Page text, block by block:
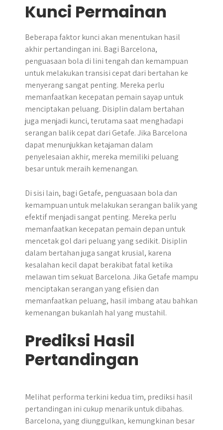
Kunci Permainan
Beberapa faktor kunci akan menentukan hasil
akhir pertandingan ini. Bagi Barcelona,
penguasaan bola di lini tengah dan kemampuan
untuk melakukan transisi cepat dari bertahan ke
menyerang sangat penting. Mereka perlu
memanfaatkan kecepatan pemain sayap untuk
menciptakan peluang. Disiplin dalam bertahan
juga menjadi kunci, terutama saat menghadapi
serangan balik cepat dari Getafe. Jika Barcelona
dapat menunjukkan ketajaman dalam
penyelesaian akhir, mereka memiliki peluang
besar untuk meraih kemenangan.
Di sisi lain, bagi Getafe, penguasaan bola dan
kemampuan untuk melakukan serangan balik yang
efektif menjadi sangat penting. Mereka perlu
memanfaatkan kecepatan pemain depan untuk
mencetak gol dari peluang yang sedikit. Disiplin
dalam bertahan juga sangat krusial, karena
kesalahan kecil dapat berakibat fatal ketika
melawan tim sekuat Barcelona. Jika Getafe mampu
menciptakan serangan yang efisien dan
memanfaatkan peluang, hasil imbang atau bahkan
kemenangan bukanlah hal yang mustahil.
Prediksi Hasil
Pertandingan
Melihat performa terkini kedua tim, prediksi hasil
pertandingan ini cukup menarik untuk dibahas.
Barcelona, yang diunggulkan, kemungkinan besar